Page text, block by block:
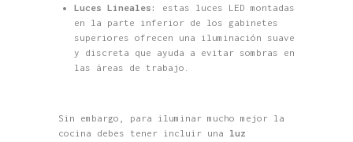
Luces Lineales:
estas luces LED montadas
en la parte inferior de los gabinetes
superiores ofrecen una iluminación suave
y discreta que ayuda a evitar sombras en
las áreas de trabajo.
Sin embargo, para iluminar mucho mejor la
cocina debes tener incluir una luz